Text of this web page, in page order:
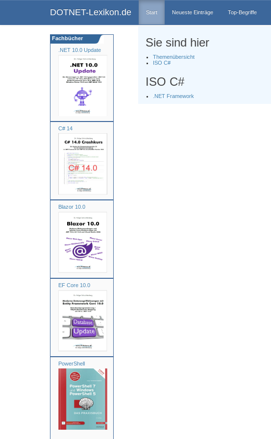
DOTNET-Lexikon.de Start Neueste Einträge Top-Begriffe
.NET 10.0 Update
C# 14
Blazor 10.0
EF Core 10.0
PowerShell
Fachbücher Sie sind hier
Themenübersicht
ISO C#
ISO C#
.NET Framework